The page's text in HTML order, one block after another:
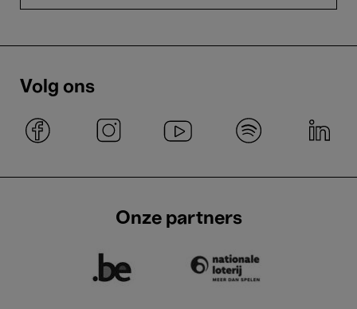
Volg ons
Onze partners